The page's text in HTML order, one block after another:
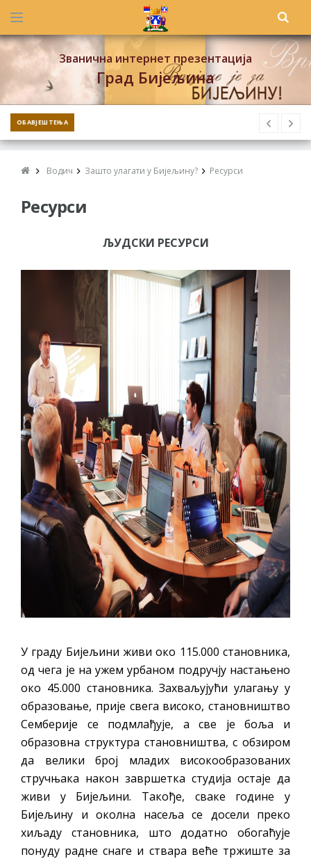
Званична интернет презентација
Град Бијељина
ОБАВЈЕШТЕЊА
Водич Зашто улагати у Бијељину? Ресурси
Ресурси
ЉУДСКИ РЕСУРСИ
У граду Бијељини живи око 115.000 становника,
од чега је на ужем урбаном подручју настањено
око 45.000 становника. Захваљујући улагању у
образовање, прије свега високо, становништво
Семберије се подмлађује, а све је боља и
образовна структура становништва, с обзиром
да велики број младих високообразованих
стручњака након завршетка студија остаје да
живи у Бијељини. Такође, сваке године у
Бијељину и околна насеља се досели преко
хиљаду становника, што додатно обогаћује
понуду радне снаге и ствара веће тржиште за